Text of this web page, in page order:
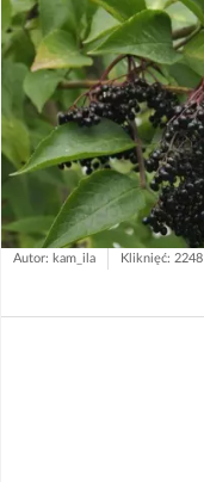
Autor: kam_ila Kliknięć: 2248